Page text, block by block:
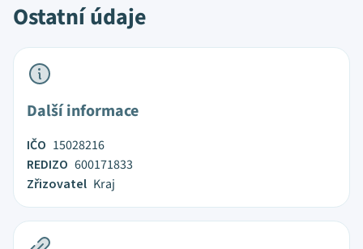
Ostatní údaje
Další informace
IČO 15028216
REDIZO 600171833
Zřizovatel Kraj